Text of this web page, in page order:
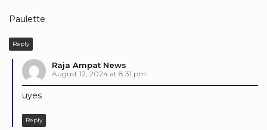
Paulette
Reply
Raja Ampat News
August 12, 2024 at 8:31 pm
uyes
Reply